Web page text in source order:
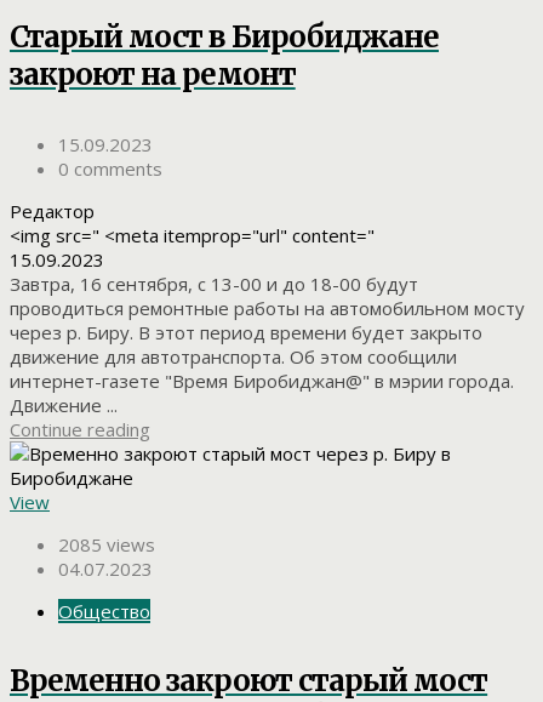
Старый мост в Биробиджане
закроют на ремонт
15.09.2023
0 comments
Редактор
<img src=" <meta itemprop="url" content="
15.09.2023
Завтра, 16 сентября, с 13-00 и до 18-00 будут
проводиться ремонтные работы на автомобильном мосту
через р. Биру. В этот период времени будет закрыто
движение для автотранспорта. Об этом сообщили
интернет-газете "Время Биробиджан@" в мэрии города.
Движение ...
Continue reading
View
2085 views
04.07.2023
Общество
Временно закроют старый мост